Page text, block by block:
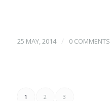
25 MAY, 2014 / 0 COMMENTS
1 2 3